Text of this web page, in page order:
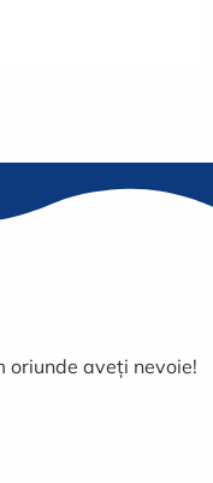
oriunde aveți nevoie!